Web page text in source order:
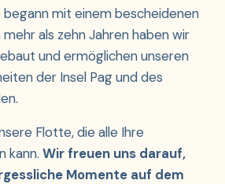
begann mit einem bescheidenen
als zehn Jahren haben wir
und ermöglichen unseren
der Insel Pag und des
Flotte, die alle Ihre
kann. Wir freuen uns darauf,
Momente auf dem